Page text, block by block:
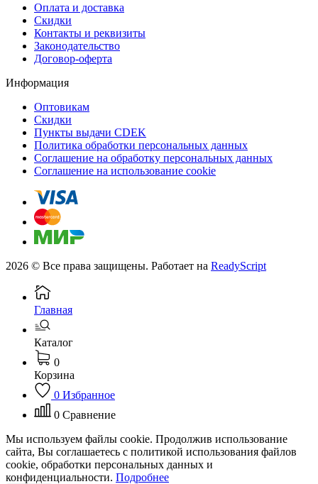
Оплата и доставка
Скидки
Контакты и реквизиты
Законодательство
Договор-оферта
Информация
Оптовикам
Скидки
Пункты выдачи CDEK
Политика обработки персональных данных
Соглашение на обработку персональных данных
Соглашение на использование cookie
2026 © Все права защищены. Работает на ReadyScript
Главная
Каталог
0
Корзина
0 Избранное
0 Сравнение
Мы используем файлы cookie. Продолжив использование
сайта, Вы соглашаетесь с политикой использования файлов
cookie, обработки персональных данных и
конфиденциальности. Подробнее